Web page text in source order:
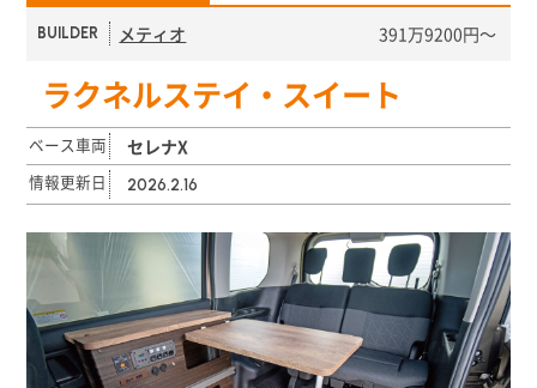
キャン
パー）
BUILDER メティオ 391万9200円〜
ラクネルステイ・スイート
ベース車両 セレナX
情報更新日 2026.2.16